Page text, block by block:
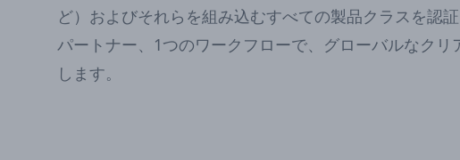
ど）およびそれらを組み込むすべての製品クラスを認
パートナー、1つのワークフローで、グローバルなクリ
します。